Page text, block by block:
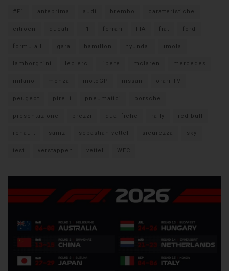
#F1 anteprima audi brembo caratteristiche
citroen ducati F1 ferrari FIA fiat ford
formula E gara hamilton hyundai imola
lamborghini leclerc libere mclaren mercedes
milano monza motoGP nissan orari TV
peugeot pirelli pneumatici porsche
presentazione prezzi qualifiche rally red bull
renault sainz sebastian vettel sicurezza sky
test verstappen vettel WEC